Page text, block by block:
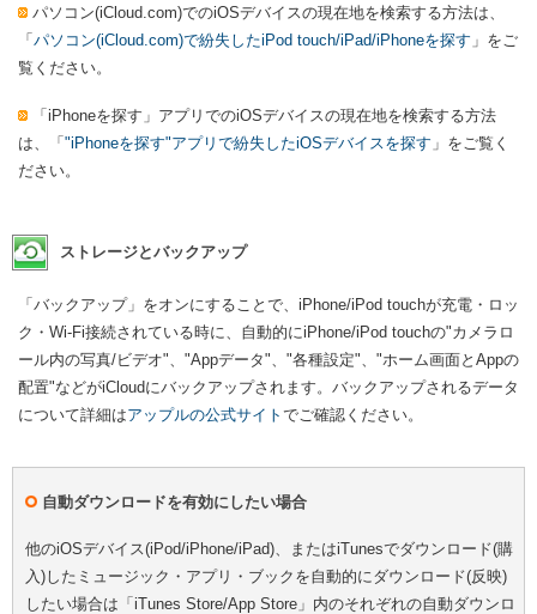
パソコン(iCloud.com)でのiOSデバイスの現在地を検索する方法は、
「 パソコン(iCloud.com)で紛失したiPod touch/iPad/iPhoneを探す 」をご
覧ください。
「iPhoneを探す」アプリでのiOSデバイスの現在地を検索する方法
は、「"iPhoneを探す"アプリで紛失したiOSデバイスを探す 」をご覧く
ださい。
ストレージとバックアップ
「バックアップ」をオンにすることで、iPhone/iPod touchが充電・ロッ
ク・Wi-Fi接続されている時に、自動的にiPhone/iPod touchの"カメラロ
ール内の写真/ビデオ"、"Appデータ"、"各種設定"、"ホーム画面とAppの
配置"などがiCloudにバックアップされます。バックアップされるデータ
について詳細はアップルの公式サイト でご確認ください。
自動ダウンロードを有効にしたい場合
他のiOSデバイス(iPod/iPhone/iPad)、またはiTunesでダウンロード(購
入)したミュージック・アプリ・ブックを自動的にダウンロード(反映)
したい場合は「iTunes Store/App Store」内のそれぞれの自動ダウンロ